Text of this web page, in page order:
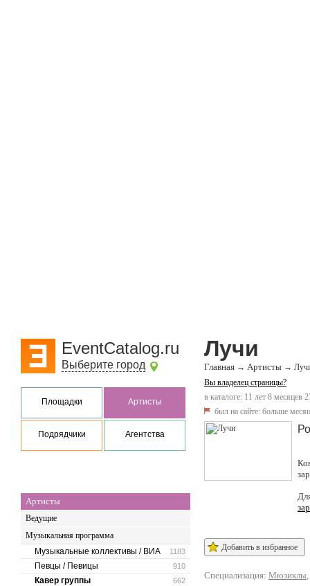
EventCatalog.ru
Выберите город
Площадки Артисты
Подрядчики Агентства
Артисты
Ведущие
Музыкальная программа
1183
Музыкальные коллективы / ВИА
910
Певцы / Певицы
662
Кавер группы
Лучи
Главная → Артисты →
Вы владелец страницы?
в каталоге: 11 лет 8 месяцев
был на сайте: больше
Добавить в избранное
Специализация: Мюзиклы,